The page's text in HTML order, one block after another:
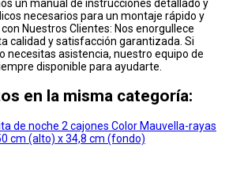
un manual de instrucciones detallado y
necesarios para un montaje rápido y
Nuestros Clientes: Nos enorgullece
calidad y satisfacción garantizada. Si
necesitas asistencia, nuestro equipo de
disponible para ayudarte.
en la misma categoría: